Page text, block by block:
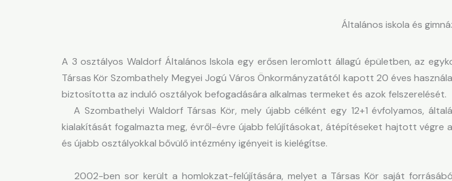
Általános iskola és
A 3 osztályos Waldorf Általános Iskola egy erősen leromlott állagú épületben, az
Társas Kör Szombathely Megyei Jogú Város Önkormányzatától kapott 20 éves
biztosította az induló osztályok befogadására alkalmas termeket és azok felszerelését.
A Szombathelyi Waldorf Társas Kör, mely újabb célként egy 12+1 évfolyamos,
kialakítását fogalmazta meg, évről-évre újabb felújításokat, átépítéseket hajtott végre
és újabb osztályokkal bővülő intézmény igényeit is kielégítse.
2002-ben sor került a homlokzat-felújítására, melyet a Társas Kör saját